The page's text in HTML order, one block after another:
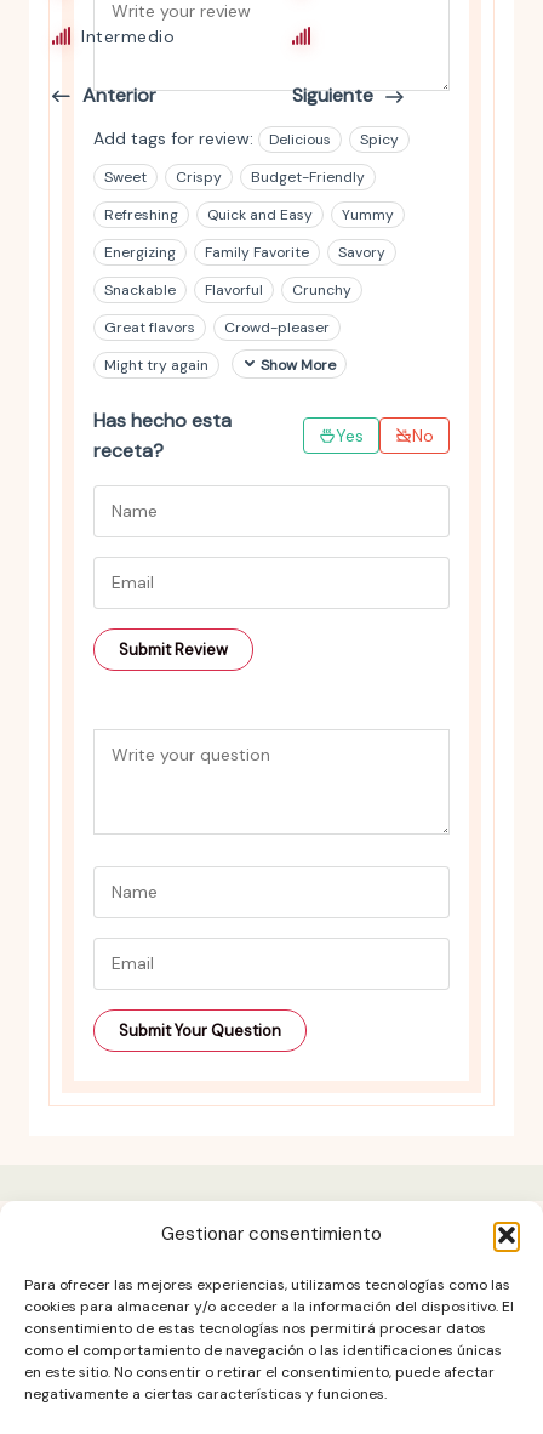
Gestionar consentimiento
Para ofrecer las mejores experiencias, utilizamos tecnologías como las
cookies para almacenar y/o acceder a la información del dispositivo. El
consentimiento de estas tecnologías nos permitirá procesar datos
como el comportamiento de navegación o las identificaciones únicas
en este sitio. No consentir o retirar el consentimiento, puede afectar
negativamente a ciertas características y funciones.
Intermedio
Anterior Siguiente
Add tags for review: Delicious
Spicy
Sweet
Crispy
Budget-Friendly
Refreshing
Quick and Easy
Yummy
Energizing
Family Favorite
Savory
Snackable
Flavorful
Crunchy
Great flavors
Crowd-pleaser
Might try again
Show More
Has hecho esta
receta?
Yes No
Aviso legal
Contacto
DESCARGO DE RESPONSABILIDAD
Política de cookies (UE)
POLÍTICA DE PRIVACIDAD